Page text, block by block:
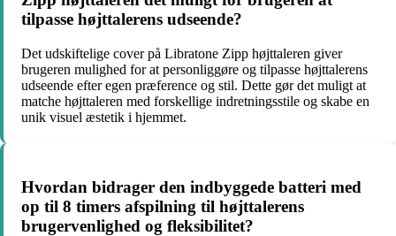
tilpasse højttalerens udseende?
Det udskiftelige cover på Libratone Zipp højttaleren giver
brugeren mulighed for at personliggøre og tilpasse højttalerens
udseende efter egen præference og stil. Dette gør det muligt at
matche højttaleren med forskellige indretningsstile og skabe en
unik visuel æstetik i hjemmet.
Hvordan bidrager den indbyggede batteri med
op til 8 timers afspilning til højttalerens
brugervenlighed og fleksibilitet?